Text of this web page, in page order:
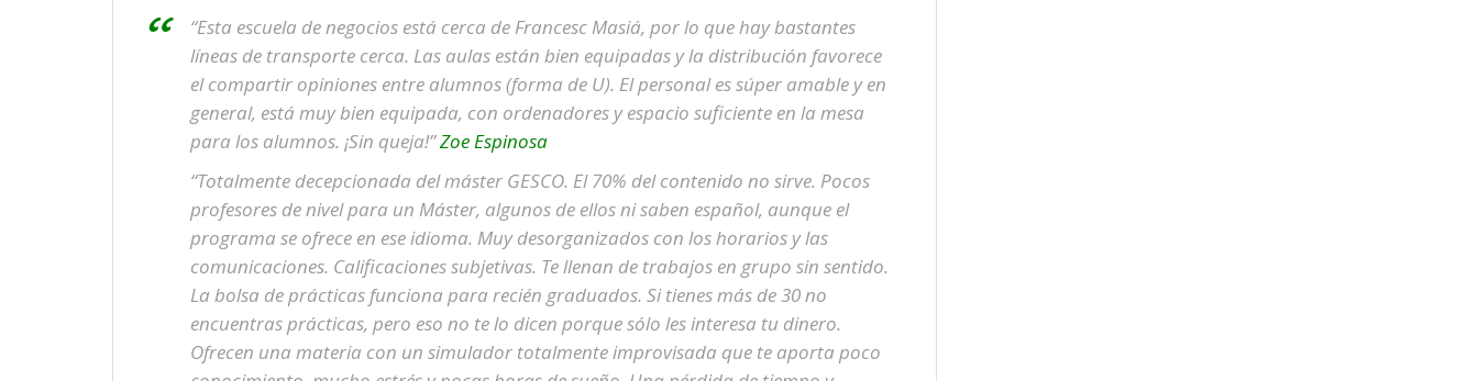
“Esta escuela de negocios está cerca de Francesc Masiá, por lo que hay bastantes
líneas de transporte cerca. Las aulas están bien equipadas y la distribución favorece
el compartir opiniones entre alumnos (forma de U). El personal es súper amable y en
general, está muy bien equipada, con ordenadores y espacio suficiente en la mesa
para los alumnos. ¡Sin queja!”Zoe Espinosa
“Totalmente decepcionada del máster GESCO. El 70% del contenido no sirve. Pocos
profesores de nivel para un Máster, algunos de ellos ni saben español, aunque el
programa se ofrece en ese idioma. Muy desorganizados con los horarios y las
comunicaciones. Calificaciones subjetivas. Te llenan de trabajos en grupo sin sentido.
La bolsa de prácticas funciona para recién graduados. Si tienes más de 30 no
encuentras prácticas, pero eso no te lo dicen porque sólo les interesa tu dinero.
Ofrecen una materia con un simulador totalmente improvisada que te aporta poco